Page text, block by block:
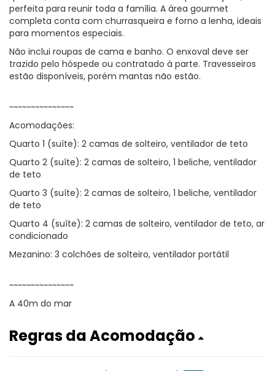
perfeita para reunir toda a família. A área gourmet
completa conta com churrasqueira e forno a lenha, ideais
para momentos especiais.
Não inclui roupas de cama e banho. O enxoval deve ser
trazido pelo hóspede ou contratado à parte. Travesseiros
estão disponíveis, porém mantas não estão.
~~~~~~~~~~~~~~~
Acomodações:
Quarto 1 (suíte): 2 camas de solteiro, ventilador de teto
Quarto 2 (suíte): 2 camas de solteiro, 1 beliche, ventilador
de teto
Quarto 3 (suíte): 2 camas de solteiro, 1 beliche, ventilador
de teto
Quarto 4 (suíte): 2 camas de solteiro, ventilador de teto, ar
condicionado
Mezanino: 3 colchões de solteiro, ventilador portátil
~~~~~~~~~~~~~~~
A 40m do mar
Regras da Acomodação